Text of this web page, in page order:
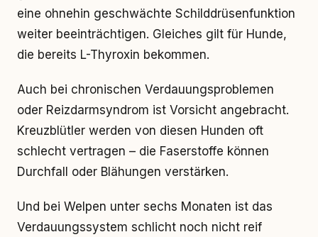
eine ohnehin geschwächte Schilddrüsenfunktion
weiter beeinträchtigen. Gleiches gilt für Hunde,
die bereits L-Thyroxin bekommen.
Auch bei chronischen Verdauungsproblemen
oder Reizdarmsyndrom ist Vorsicht angebracht.
Kreuzblütler werden von diesen Hunden oft
schlecht vertragen – die Faserstoffe können
Durchfall oder Blähungen verstärken.
Und bei Welpen unter sechs Monaten ist das
Verdauungssystem schlicht noch nicht reif